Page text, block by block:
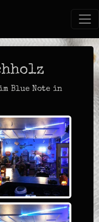
Blue Note in